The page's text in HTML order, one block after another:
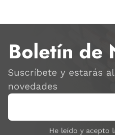
Boletín de
Suscríbete y estarás
novedades
He leído y acepto